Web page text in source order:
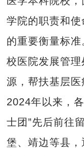
学院的职责和
的重要衡量标
校医院发展管
源，帮扶基层医
2024年以来，
士团”先后前往
堡、靖边等县